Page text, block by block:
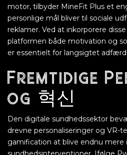
motor, tilbyder MineFit Plus et
personlige mål bliver til sociale
reklamer. Ved at inkorporere
platformen både motivation og
er essentielt for langsigtet
Fremtidige
og 혁신
Den digitale sundhedssektor
drevne personaliseringer og VR-
gamification at blive endnu mere